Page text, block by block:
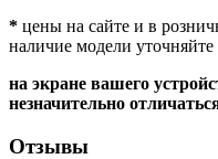
* цены на сайте и в
наличие модели
на экране вашего
незначительно
Отзывы